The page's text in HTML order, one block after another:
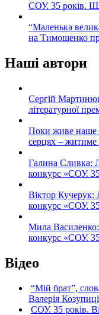
СОУ. 35 років.
“Маленька
на Тимошенко
Наші автори
Сергій
літературної
Поки живе наше
серцях – житиме
Галина Сливка:
конкурс «СОУ. 35
Віктор Кучерук:
конкурс «СОУ. 35
Мила Василенко:
конкурс «СОУ. 35
Відео
“Мій брат”,
Валерія Козупиці
СОУ. 35 років.